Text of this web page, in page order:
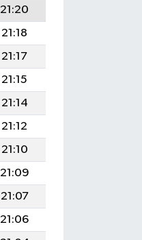
21:20
21:18
21:17
21:15
21:14
21:12
21:10
21:09
21:07
21:06